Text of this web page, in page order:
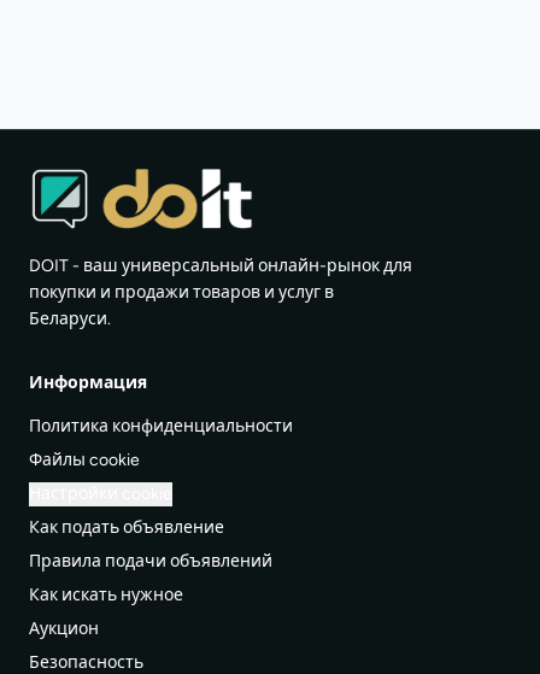
DOIT - ваш универсальный онлайн-рынок для
покупки и продажи товаров и услуг в
Беларуси.
Информация
Политика конфиденциальности
Файлы cookie
Как подать объявление
Правила подачи объявлений
Как искать нужное
Аукцион
Безопасность